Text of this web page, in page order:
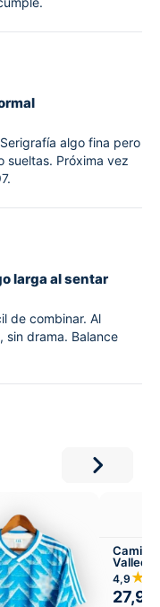
algo fina pero
sueltas. Próxima vez
larga al sentar
de combinar. Al
sin drama. Balance
Local
4,9
27,99